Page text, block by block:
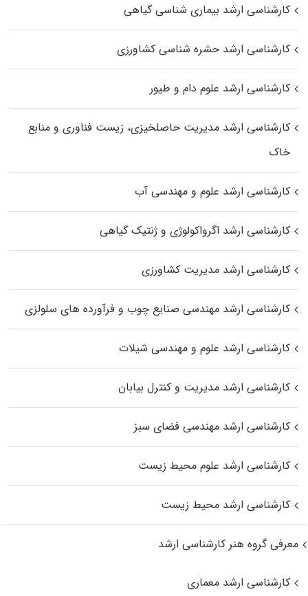
کارشناسی ارشد بیماری‌ شناسی گیاهی
کارشناسی ارشد حشره‌ شناسی کشاورزی
کارشناسی ارشد علوم دام و طیور
کارشناسی ارشد مدیریت حاصلخیزی، زیست فناوری و منابع
خاک
کارشناسی ارشد علوم و مهندسی آب
کارشناسی ارشد اگرواکولوژی و ژنتیک گیاهی
کارشناسی ارشد مدیریت کشاورزی
کارشناسی ارشد مهندسی صنایع چوب و فرآورده‌ های سلولزی
کارشناسی ارشد علوم و مهندسی شیلات
کارشناسی ارشد مدیریت و کنترل بیابان
کارشناسی ارشد مهندسی فضای سبز
کارشناسی ارشد علوم محیط‌ زیست
کارشناسی ارشد محیط زیست
معرفی گروه هنر کارشناسی ارشد
کارشناسی ارشد معماری